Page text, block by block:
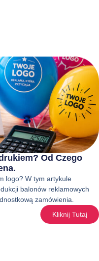
Od Czego
logo? W tym artykule
balonów reklamowych
zamówienia.
Kliknij Tutaj